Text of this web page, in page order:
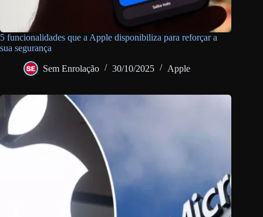
5 funcionalidades que a Apple disponibiliza para reforçar a
sua segurança
Sem Enrolação 30/10/2025 Apple